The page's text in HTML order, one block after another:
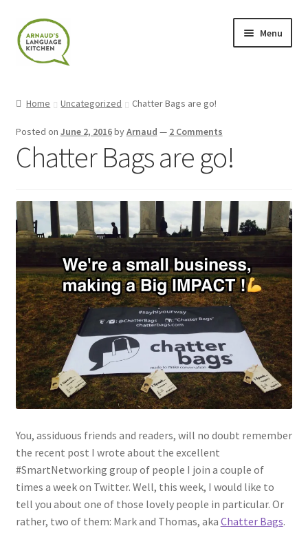
Skip
to
navigation
Skip
to
content
Menu
Blog
Checkout
Contact
Contact Me
Links
My Account
Privacy Policy
Privacy Tools
Private Tuition
Shop
Home Uncategorized Chatter Bags are go!
Posted on June 2, 2016byArnaud — 2 Comments
Chatter Bags are go!
You, assiduous friends and readers, will no doubt remember
the recent post I wrote about the excellent
#SmartNetworking group of people I join a couple of
times a week on Twitter. Well, this week, I would like to
tell you about one of those lovely people in particular. Or
rather, two of them: Mark and Thomas, aka Chatter Bags.